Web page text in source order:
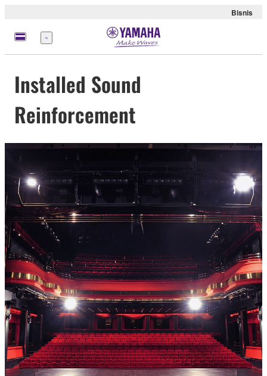
Bisnis
Menu
Installed Sound
Reinforcement